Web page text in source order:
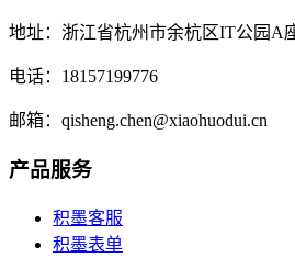
地址：浙江省杭州市余杭区IT公园A
电话：18157199776
邮箱：qisheng.chen@xiaohuodui.cn
产品服务
积墨客服
积墨表单